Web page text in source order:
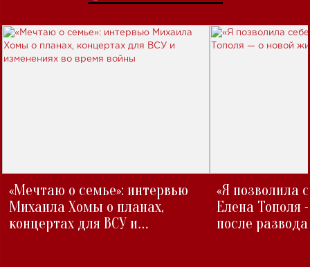
«Мечтаю о семье»: интервью
Михаила Хомы о планах,
концертах для ВСУ и
«Я позволила
Елена Тополя
после развода